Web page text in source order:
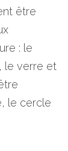
être
: le
le verre et
le cercle